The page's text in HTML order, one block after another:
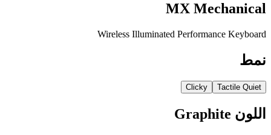
MX Mechanical
Wireless Illuminated Performance Keyboard
نمط
Tactile Quiet
Clicky
اللون Graphite